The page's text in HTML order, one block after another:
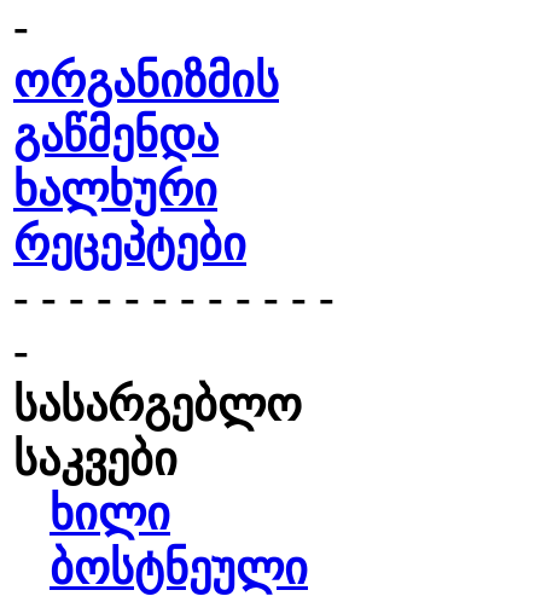
-
ორგანიზმის
გაწმენდა
ხალხური
რეცეპტები
- - - - - - - - - - - -
-
სასარგებლო
საკვები
ხილი
ბოსტნეული